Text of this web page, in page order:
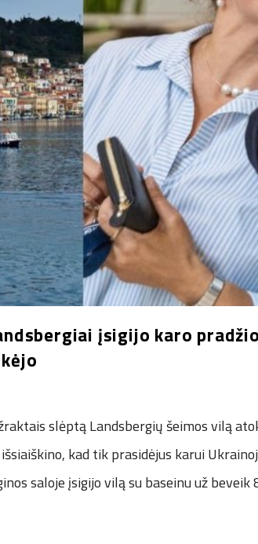
įsigijo karo
slėptą Landsbergių šeimos vilą
kad tik prasidėjus karui
saloje įsigijo vilą su baseinu už